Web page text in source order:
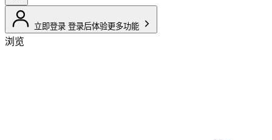
立即登录 登录后体验更多功能
浏览